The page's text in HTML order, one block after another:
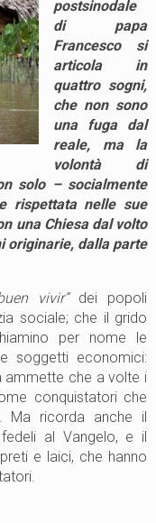
postsinodale
di papa
Francesco si
articola in
quattro sogni,
che non sono
una fuga dal
reale, ma la
volontà di
solo – socialmente
rispettata nelle sue
una Chiesa dal volto
originarie, dalla parte
vivir”dei popoli
sociale; che il grido
per nome le
soggetti economici:
ammette che a volte i
conquistatori che
Ma ricorda anche il
al Vangelo, e il
e laici, che hanno